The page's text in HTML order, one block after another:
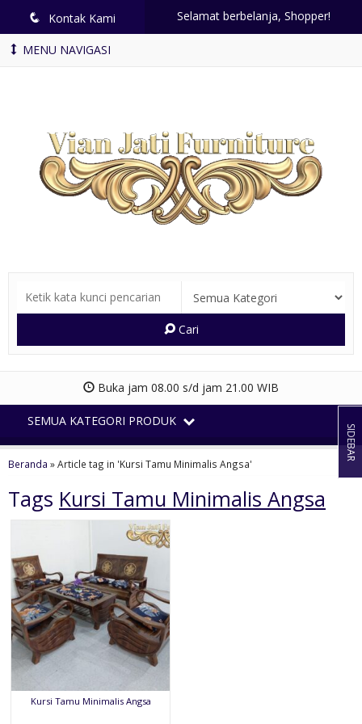
q Kontak Kami Selamat berbelanja, Shopper!
MENU NAVIGASI
Cari
Buka jam 08.00 s/d jam 21.00 WIB
SEMUA KATEGORI PRODUK
Beranda »Article tag in 'Kursi Tamu Minimalis Angsa'
Tags Kursi Tamu Minimalis Angsa
Kursi Tamu Minimalis Angsa
SIDEBAR